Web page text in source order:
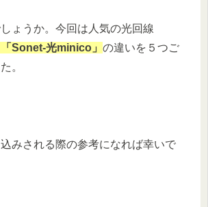
ょうか。今回は人気の光回線
Sonet-光minico」 の違いを５つご
。
みされる際の参考になれば幸いで